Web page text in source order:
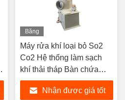
Băng
hình
Máy rửa khí loại bỏ So2
Co2 Hệ thống làm sạch
khí thải tháp Bàn chứa
giường ướt Máy rửa nước
cho ngành công nghiệp
Nhận được giá tốt